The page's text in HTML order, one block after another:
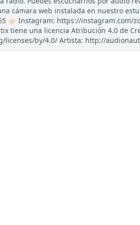
cámara web instalada en nuestro
👉🏻 Instagram: https://instagram.com/
tiene una licencia Atribución 4.0 de
licenses/by/4.0/ Artista: http://